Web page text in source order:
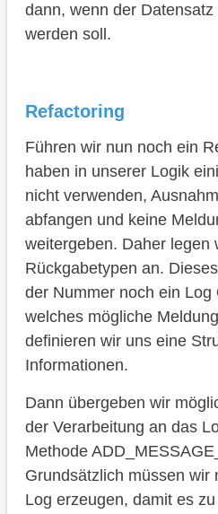
dann, wenn der
werden soll.
Refactoring
Führen wir nun noch ein
haben in unserer Logik
nicht verwenden,
abfangen und keine
weitergeben. Daher legen
Rückgabetypen an.
der Nummer noch ein Log
welches mögliche
definieren wir uns eine
Informationen.
Dann übergeben wir
der Verarbeitung an das
Methode
Grundsätzlich müssen wir
Log erzeugen, damit es